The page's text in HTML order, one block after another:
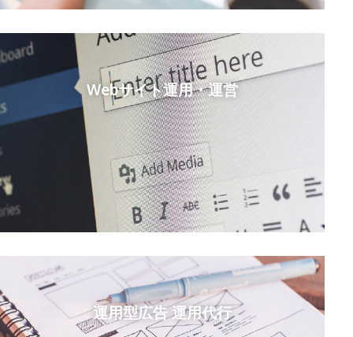
Webサイト運用・運営
運用型広告 運用代行